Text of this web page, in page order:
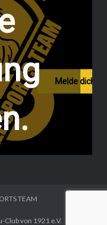
Melde dich
TEAM
von 1921 e.V.